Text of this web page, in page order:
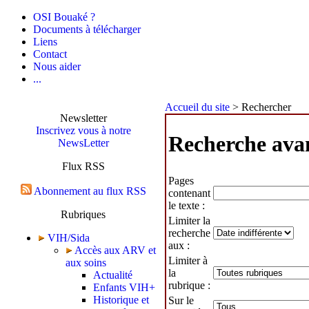
OSI Bouaké ?
Documents à télécharger
Liens
Contact
Nous aider
...
Newsletter
Inscrivez vous à notre
NewsLetter
Flux RSS
Abonnement au flux RSS
Rubriques
VIH/Sida
Accès aux ARV et
aux soins
Actualité
Enfants VIH+
Historique et
Accueil du site > Rechercher
Recherche
Pages
contenant
le texte :
Limiter la
recherche
aux :
Limiter à
la
rubrique :
Sur le